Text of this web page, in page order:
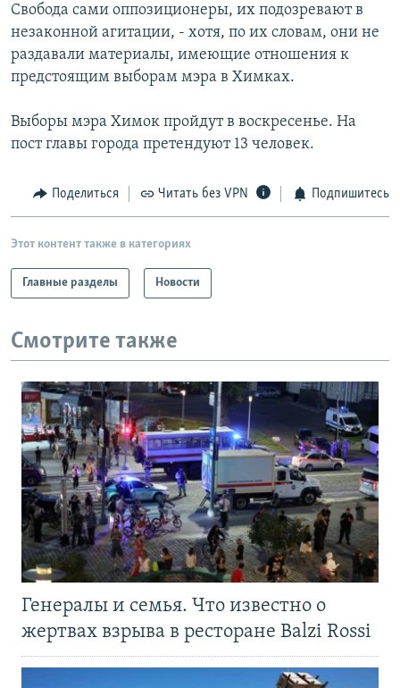
Свобода сами оппозиционеры, их подозревают в
незаконной агитации, - хотя, по их словам, они не
раздавали материалы, имеющие отношения к
предстоящим выборам мэра в Химках.
Выборы мэра Химок пройдут в воскресенье. На
пост главы города претендуют 13 человек.
Поделиться Читать без VPN Подпишитесь
Этот контент также в категориях
Главные разделы Новости
Смотрите также
Генералы и семья. Что известно о
жертвах взрыва в ресторане Balzi Rossi